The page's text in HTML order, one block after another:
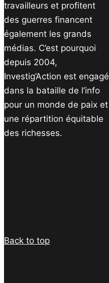
travailleurs et profitent
des guerres financent
également les grands
médias. C’est pourquoi
depuis 2004,
Investig’Action est engagé
dans la bataille de l’info
pour un monde de paix et
une répartition équitable
des richesses.
Back to top